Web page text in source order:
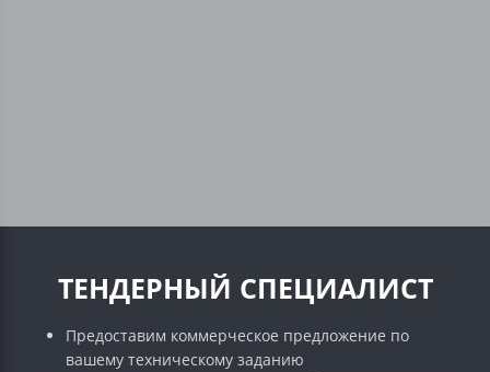
ТЕНДЕРНЫЙ СПЕЦИАЛИСТ
Предоставим коммерческое предложение по
вашему техническому заданию